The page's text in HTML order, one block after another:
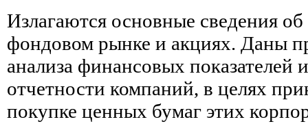
Излагаются основные сведения
фондовом рынке и акциях. Даны
анализа финансовых показателей
отчетности компаний, в целях
покупке ценных бумаг этих